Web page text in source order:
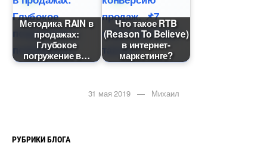
Методика RAIN
продажах:
Глубокое
погружение
Что такое RTB
(Reason To Believe)
интернет-
маркетинге?
31 мая 2019 — Михаил
РУБРИКИ БЛОГА